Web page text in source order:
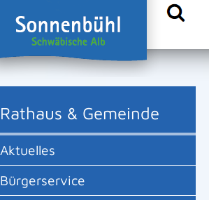
Rathaus & Gemeinde
Aktuelles
Bürgerservice